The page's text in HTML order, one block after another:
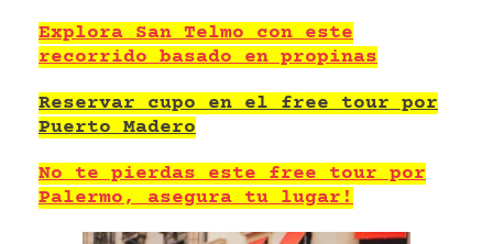
Explora San Telmo con este
recorrido basado en propinas
Reservar cupo en el free tour por
Puerto Madero
No te pierdas este free tour por
Palermo, asegura tu lugar!